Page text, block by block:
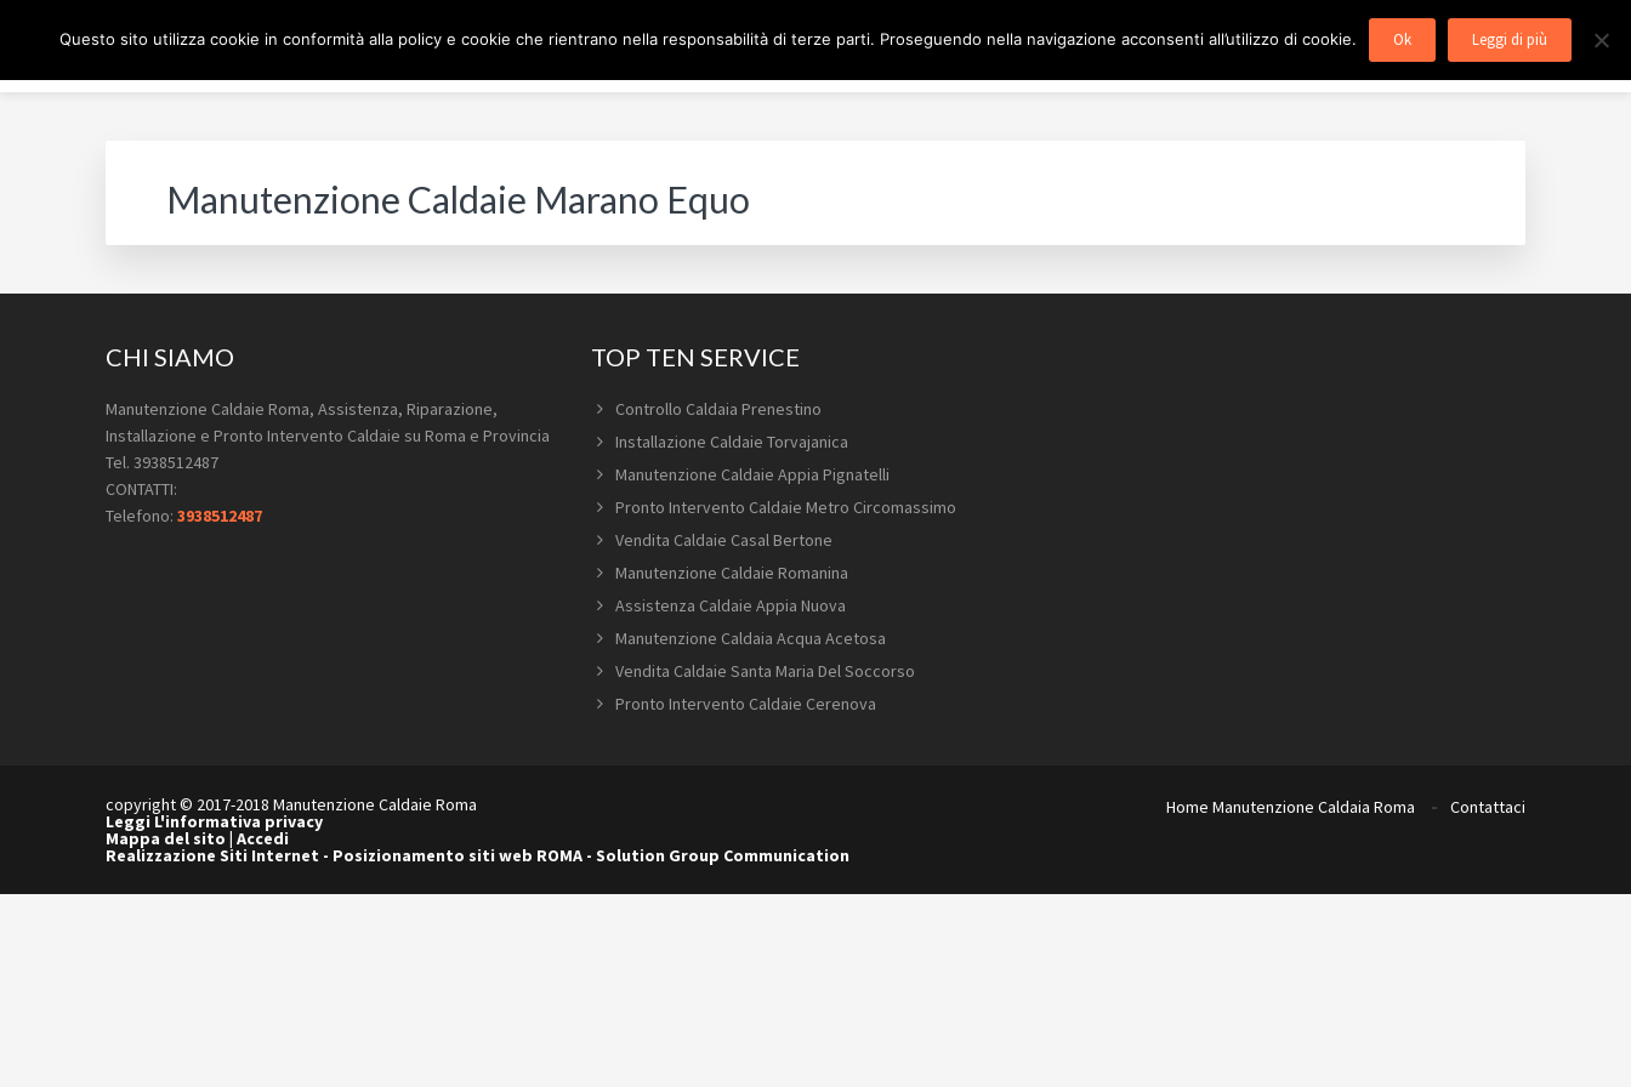
navigazione
contenuto
piè
footer
MANUTENZIONE CALDAIE ROMA
Pronto Intervento Caldaie Roma
Home Manutenzione caldaie Roma Blog Contatti
Manutenzione Caldaie Marano Equo
FooterCHI SIAMO
Manutenzione Caldaie Roma, Assistenza, Riparazione,
Installazione e Pronto Intervento Caldaie su Roma e Provincia
Tel. 3938512487
CONTATTI:
Telefono: 3938512487
TOP TEN SERVICE
Controllo Caldaia Prenestino
Installazione Caldaie Torvajanica
Manutenzione Caldaie Appia Pignatelli
Pronto Intervento Caldaie Metro Circomassimo
Vendita Caldaie Casal Bertone
Manutenzione Caldaie Romanina
Assistenza Caldaie Appia Nuova
Manutenzione Caldaia Acqua Acetosa
Vendita Caldaie Santa Maria Del Soccorso
Pronto Intervento Caldaie Cerenova
copyright © 2017-2018 Manutenzione Caldaie Roma
Leggi L'informativa privacy
Mappa del sito | Accedi
Realizzazione Siti Internet - Posizionamento siti web ROMA - Solution Group Communication
Home Manutenzione Caldaia Roma Contattaci
Questo sito utilizza cookie in conformità alla policy e cookie che rientrano nella responsabilità di terze parti. Proseguendo nella navigazione acconsenti all’utilizzo di cookie. Ok Leggi di più